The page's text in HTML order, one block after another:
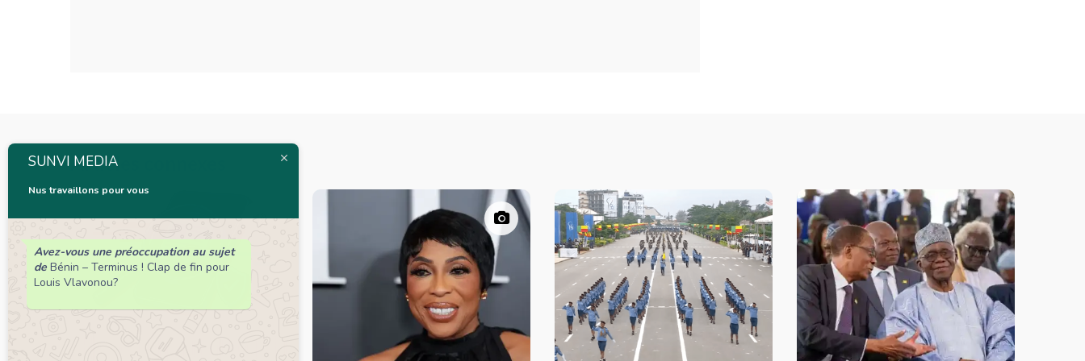
Articles connexes
SUNVI MEDIA
Nus travaillons pour vous
Avez-vous une préoccupation au sujet
de Bénin – Terminus ! Clap de fin pour
Louis Vlavonou?